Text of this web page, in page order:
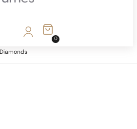
0
Diamonds